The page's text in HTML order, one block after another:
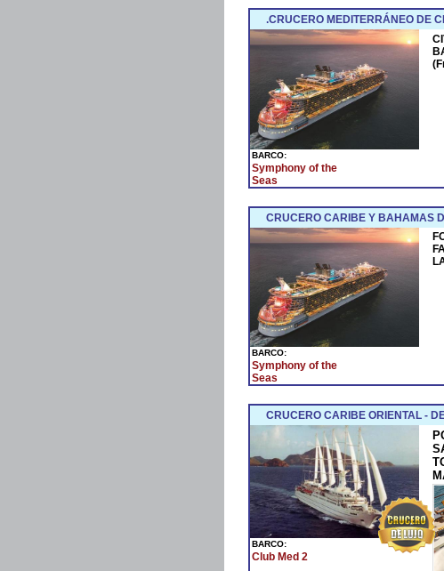
.CRUCERO MEDITERRÁNEO DE
BARCO:
Symphony of the
Seas
CRUCERO CARIBE Y BAHAMAS
BARCO:
Symphony of the
Seas
CRUCERO CARIBE ORIENTAL -
BARCO:
Club Med 2